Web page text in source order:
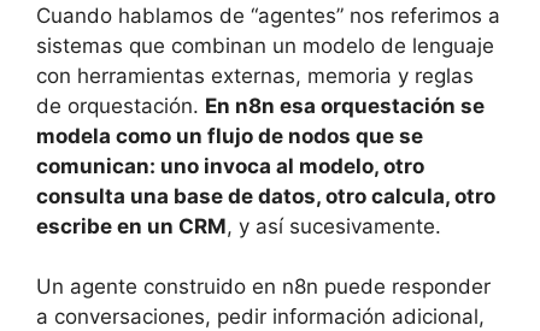
Cuando hablamos de “agentes” nos referimos a
sistemas que combinan un modelo de lenguaje
con herramientas externas, memoria y reglas
de orquestación. En n8n esa orquestación se
modela como un flujo de nodos que se
comunican: uno invoca al modelo, otro
consulta una base de datos, otro calcula, otro
escribe en un CRM, y así sucesivamente.
Un agente construido en n8n puede responder
a conversaciones, pedir información adicional,